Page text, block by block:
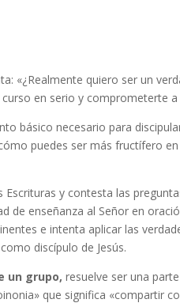
«¿Realmente quiero ser un
en serio y comprometerte
básico necesario para
puedes ser más fructífero en
Escrituras y contesta las
de enseñanza al Señor en
e intenta aplicar las
discípulo de Jesús.
un grupo, resuelve ser una
que significa «compartir